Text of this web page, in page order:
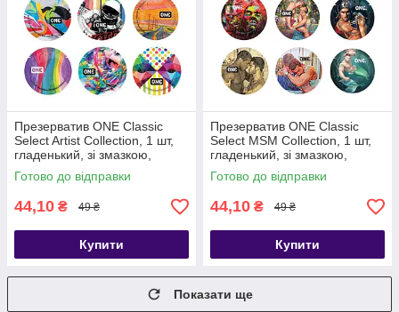
Презерватив ONE Classic
Select Artist Collection, 1 шт,
гладенький, зі змазкою,
дизайнерське паковання -
SX0759
Готово до відправки
44,10 ₴ 49 ₴
Купити
Презерватив ONE Classic
Select MSM Collection, 1 шт,
гладенький, зі змазкою,
дизайнерське паковання -
SX0760
Готово до відправки
44,10 ₴ 49 ₴
Купити
Показати ще